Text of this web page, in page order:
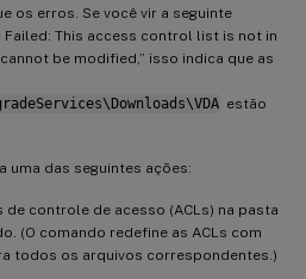
os erros. Se você vir a seguinte
Failed: This access control list is not in
be modified,” isso indica que as
estão
uma das seguintes ações:
de controle de acesso (ACLs) na pasta
(O comando redefine as ACLs com
todos os arquivos correspondentes.)